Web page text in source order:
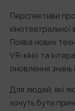
Перспективи
кінотеатральної
Поява нових
VR-кіно та
оновлення знань
Для людей, які
хочуть бути